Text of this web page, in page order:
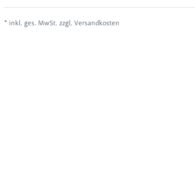
* inkl. ges. MwSt. zzgl. Versandkosten